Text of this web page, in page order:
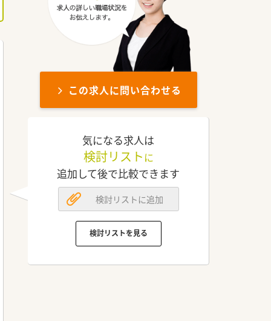
この求人に問い合わせる
気になる求人は
検討リスト に
追加して後で比較できます
検討リストに追加
検討リストを見る